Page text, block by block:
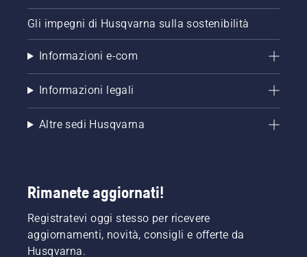
Controllare
prima di
tutto il
dell'olio.
la
motosega
della
sia
disinserito.
Far
Gli impegni di Husqvarna sulla sostenibilità
Informazioni e-com
Informazioni legali
Altre sedi Husqvarna
Rimanete aggiornati!
Registratevi oggi stesso per ricevere
aggiornamenti, novità, consigli e offerte da
Husqvarna.